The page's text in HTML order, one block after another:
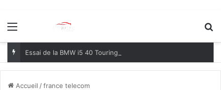
Accueil /france telecom